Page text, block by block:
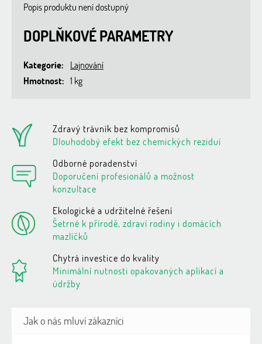
Popis produktu není dostupný
DOPLŇKOVÉ PARAMETRY
Kategorie:
Lajnování
Hmotnost: 1 kg
Zdravý trávník bez kompromisů
Dlouhodobý efekt bez chemických reziduí
Odborné poradenství
Doporučení profesionálů a možnost
konzultace
Ekologické a udržitelné řešení
Šetrné k přírodě, zdraví rodiny i domácích
mazlíčků
Chytrá investice do kvality
Minimální nutnosti opakovaných aplikací a
údržby